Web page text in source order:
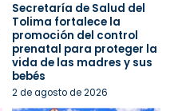
Secretaría de Salud del
Tolima fortalece la
promoción del control
prenatal para proteger la
vida de las madres y sus
bebés
2 de agosto de 2026